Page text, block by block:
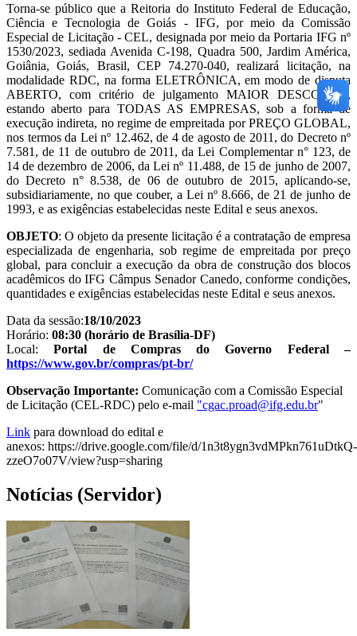
Torna-se público que a Reitoria do Instituto Federal de Educação,
Ciência e Tecnologia de Goiás - IFG, por meio da Comissão
Especial de Licitação - CEL, designada por meio da Portaria IFG nº
1530/2023, sediada Avenida C-198, Quadra 500, Jardim América,
Goiânia, Goiás, Brasil, CEP 74.270-040, realizará licitação, na
modalidade RDC, na forma ELETRÔNICA, em modo de disputa
ABERTO, com critério de julgamento MAIOR DESCONTO,
estando aberto para TODAS AS EMPRESAS, sob a forma de
execução indireta, no regime de empreitada por PREÇO GLOBAL,
nos termos da Lei nº 12.462, de 4 de agosto de 2011, do Decreto nº
7.581, de 11 de outubro de 2011, da Lei Complementar n° 123, de
14 de dezembro de 2006, da Lei nº 11.488, de 15 de junho de 2007,
do Decreto n° 8.538, de 06 de outubro de 2015, aplicando-se,
subsidiariamente, no que couber, a Lei nº 8.666, de 21 de junho de
1993, e as exigências estabelecidas neste Edital e seus anexos.
OBJETO: O objeto da presente licitação é a contratação de empresa
especializada de engenharia, sob regime de empreitada por preço
global, para concluir a execução da obra de construção dos blocos
acadêmicos do IFG Câmpus Senador Canedo, conforme condições,
quantidades e exigências estabelecidas neste Edital e seus anexos.
Data da sessão:18/10/2023
Horário: 08:30 (horário de Brasília-DF)
Local:Portal de Compras do Governo Federal –
https://www.gov.br/compras/pt-br/
Observação Importante: Comunicação com a Comissão Especial
de Licitação (CEL-RDC) pelo e-mail "cgac.proad@ifg.edu.br"
Link para download do edital e
anexos: https://drive.google.com/file/d/1n3t8ygn3vdMPkn761uDtkQ-
zzeO7o07V/view?usp=sharing
Notícias (Servidor)